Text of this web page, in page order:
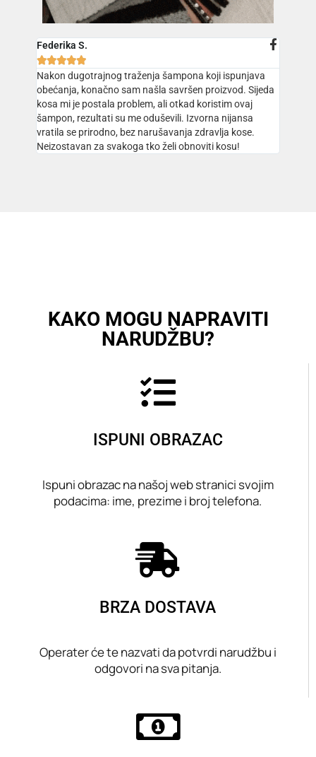
Federika S.

Nakon dugotrajnog traženja šampona koji ispunjava
obećanja, konačno sam našla savršen proizvod. Sijeda
kosa mi je postala problem, ali otkad koristim ovaj
šampon, rezultati su me oduševili. Izvorna nijansa
vratila se prirodno, bez narušavanja zdravlja kose.
Neizostavan za svakoga tko želi obnoviti kosu!
KAKO MOGU NAPRAVITI
NARUDŽBU?
ISPUNI OBRAZAC
Ispuni obrazac na našoj web stranici svojim
podacima: ime, prezime i broj telefona.
BRZA DOSTAVA
Operater će te nazvati da potvrdi narudžbu i
odgovori na sva pitanja.